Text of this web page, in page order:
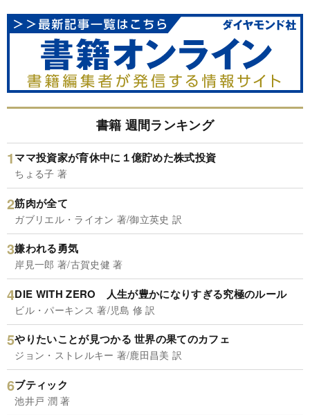
書籍 週間ランキング
ママ投資家が育休中に１億貯めた株式投資
ちょる子 著
筋肉が全て
ガブリエル・ライオン 著/御立英史 訳
嫌われる勇気
岸見一郎 著/古賀史健 著
DIE WITH ZERO 人生が豊かになりすぎる究極のルール
ビル・パーキンス 著/児島 修 訳
やりたいことが見つかる 世界の果てのカフェ
ジョン・ストレルキー 著/鹿田昌美 訳
ブティック
池井戸 潤 著